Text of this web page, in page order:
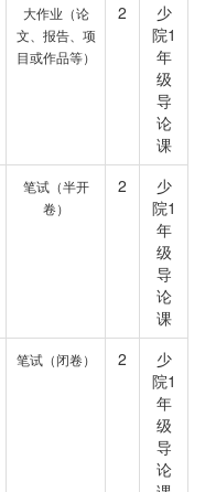
大作业（论
文、报告、项
目或作品等）
2
少
院1
年
级
导
论
课
笔试（半开
卷）
2
少
院1
年
级
导
论
课
笔试（闭卷） 2
少
院1
年
级
导
论